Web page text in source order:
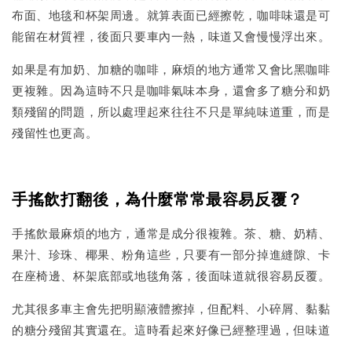
布面、地毯和杯架周邊。就算表面已經擦乾，咖啡味還是可
能留在材質裡，後面只要車內一熱，味道又會慢慢浮出來。
如果是有加奶、加糖的咖啡，麻煩的地方通常又會比黑咖啡
更複雜。因為這時不只是咖啡氣味本身，還會多了糖分和奶
類殘留的問題，所以處理起來往往不只是單純味道重，而是
殘留性也更高。
手搖飲打翻後，為什麼常常最容易反覆？
手搖飲最麻煩的地方，通常是成分很複雜。茶、糖、奶精、
果汁、珍珠、椰果、粉角這些，只要有一部分掉進縫隙、卡
在座椅邊、杯架底部或地毯角落，後面味道就很容易反覆。
尤其很多車主會先把明顯液體擦掉，但配料、小碎屑、黏黏
的糖分殘留其實還在。這時看起來好像已經整理過，但味道